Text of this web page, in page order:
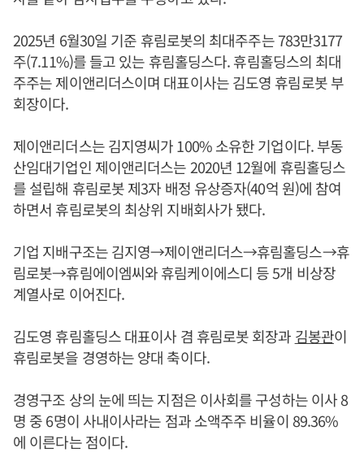
2025년 6월30일 기준 휴림로봇의 최대주주는 783만3177
주(7.11%)를 들고 있는 휴림홀딩스다. 휴림홀딩스의 최대
주주는 제이앤리더스이며 대표이사는 김도영 휴림로봇 부
회장이다.
제이앤리더스는 김지영씨가 100% 소유한 기업이다. 부동
산임대기업인 제이앤리더스는 2020년 12월에 휴림홀딩스
를 설립해 휴림로봇 제3자 배정 유상증자(40억 원)에 참여
하면서 휴림로봇의 최상위 지배회사가 됐다.
기업 지배구조는 김지영→제이앤리더스→휴림홀딩스→휴
림로봇→휴림에이엠씨와 휴림케이에스디 등 5개 비상장
계열사로 이어진다.
김도영 휴림홀딩스 대표이사 겸 휴림로봇 회장과 김봉관이
휴림로봇을 경영하는 양대 축이다.
경영구조 상의 눈에 띄는 지점은 이사회를 구성하는 이사 8
명 중 6명이 사내이사라는 점과 소액주주 비율이 89.36%
에 이른다는 점이다.